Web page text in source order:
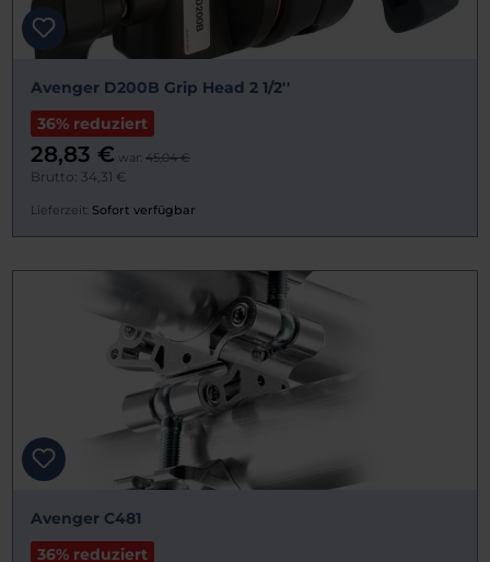
Avenger D200B Grip Head 2 1/2''
36% reduziert
28,83 € war: 45,04 €
Brutto: 34,31 €
Lieferzeit: Sofort verfügbar
Avenger C481
36% reduziert